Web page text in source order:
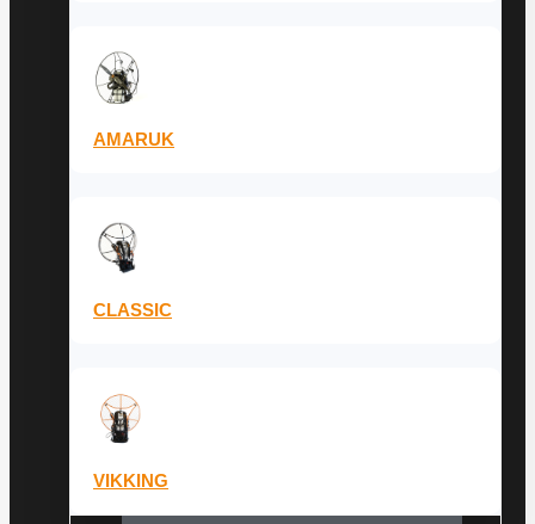
AMARUK
CLASSIC
VIKKING